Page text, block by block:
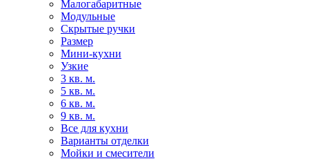
Малогабаритные
Модульные
Скрытые ручки
Размер
Мини-кухни
Узкие
3 кв. м.
5 кв. м.
6 кв. м.
9 кв. м.
Все для кухни
Варианты отделки
Мойки и смесители